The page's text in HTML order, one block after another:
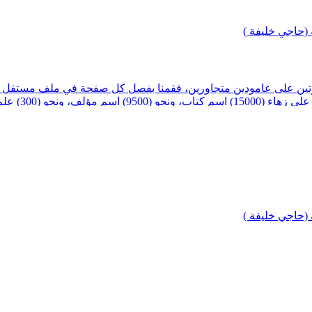
(حاجي خليفة )
على عامودين متجاورين، فقمنا بفصل كل صفحة في ملف مستقل
للتسلسل. -
(حاجي خليفة )